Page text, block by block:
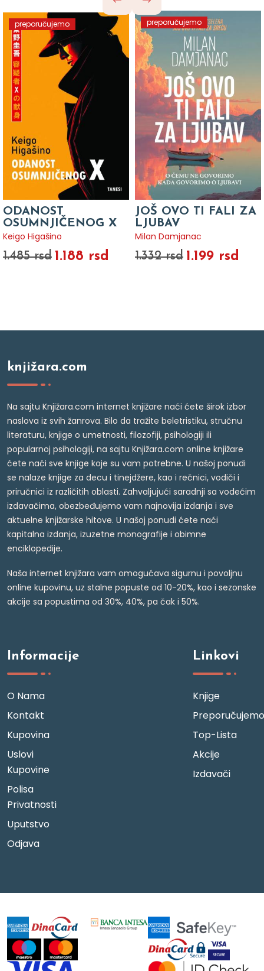
preporučujemo
ODANOST
OSUMNJIČENOG X
Keigo Higašino
1.485 rsd 1.188 rsd
preporučujemo
JOŠ OVO TI FALI ZA
LJUBAV
Milan Damjanac
1.332 rsd 1.199 rsd
knjižara.com
Na sajtu Knjižara.com internet knjižare naći ćete širok izbor
naslova iz svih žanrova. Bilo da tražite beletristiku, stručnu
literaturu, knjige o umetnosti, filozofiji, psihologiji ili
popularnoj psihologiji, na sajtu Knjižara.com online knjižare
ćete naći sve knjige koje su vam potrebne. U našoj ponudi
se nalaze knjige za decu i tinejdžere, kao i rečnici, vodiči i
priručnici iz različitih oblasti. Zahvaljujući saradnji sa vodećim
izdavačima, obezbeđujemo vam najnovija izdanja i sve
aktuelne knjižarske hitove. U našoj ponudi ćete naći
kapitalna izdanja, izuzetne monografije i obimne
enciklopedije.
Naša internet knjižara vam omogućava sigurnu i povoljnu
online kupovinu, uz stalne popuste od 10-20%, kao i sezonske
akcije sa popustima od 30%, 40%, pa čak i 50%.
Informacije
O Nama
Kontakt
Kupovina
Uslovi
Kupovine
Polisa
Privatnosti
Uputstvo
Odjava
Linkovi
Knjige
Preporučujemo
Top-Lista
Akcije
Izdavači